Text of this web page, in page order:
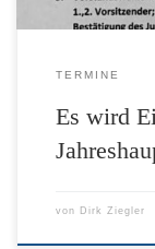
TERMINE
Es wird
von Dirk Ziegler